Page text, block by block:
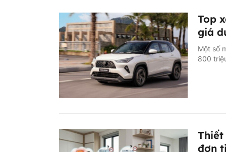
Top
giá
Một số
800
đơn